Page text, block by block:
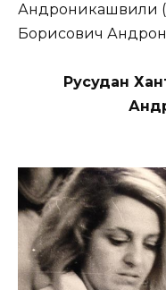
Андроникашвили
Борисович
Русудан